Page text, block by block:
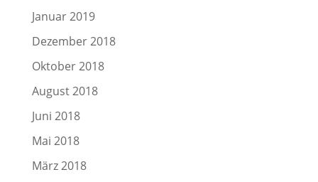
Januar 2019
Dezember 2018
Oktober 2018
August 2018
Juni 2018
Mai 2018
März 2018